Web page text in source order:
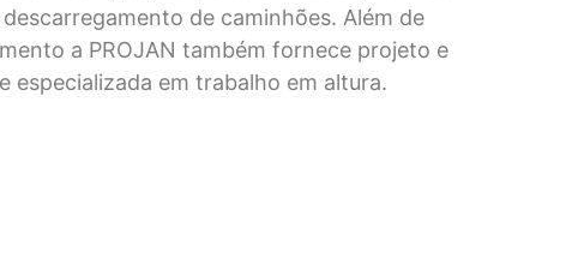
de caminhões. Além de
a PROJAN também fornece projeto e
especializada em trabalho em altura.